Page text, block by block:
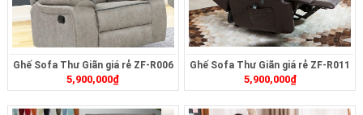
Ghế Sofa Thư Giãn giá rẻ ZF-R006
5,900,000₫
Ghế Sofa Thư Giãn giá rẻ ZF-R011
5,900,000₫